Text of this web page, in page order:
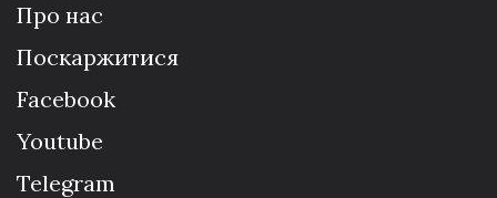
Про нас
Поскаржитися
Facebook
Youtube
Telegram